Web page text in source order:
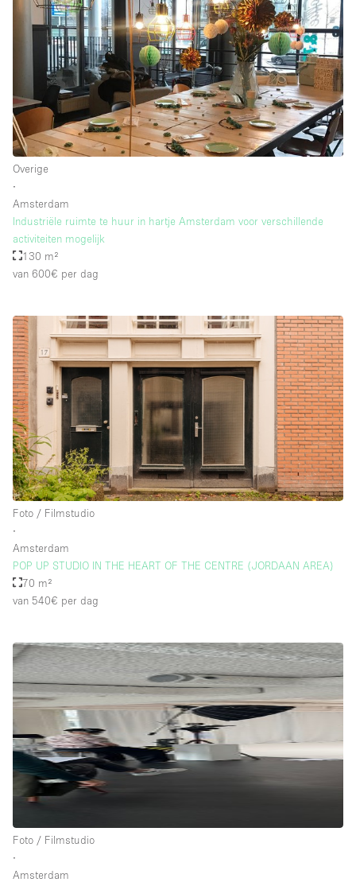
Overige
∙
Amsterdam
Industriële ruimte te huur in hartje Amsterdam voor verschillende
activiteiten mogelijk
130 m²
van 600€ per dag
Foto / Filmstudio
∙
Amsterdam
POP UP STUDIO IN THE HEART OF THE CENTRE (JORDAAN AREA)
70 m²
van 540€ per dag
Foto / Filmstudio
∙
Amsterdam